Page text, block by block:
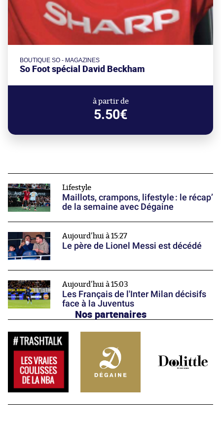
BOUTIQUE SO - MAGAZINES
So Foot spécial David Beckham
à partir de
5.50€
Lifestyle
Maillots, crampons, lifestyle : le récap’
de la semaine avec Dégaine
Aujourd'hui à 15:27
Le père de Lionel Messi est décédé
Aujourd'hui à 15:03
Les Français de l'Inter Milan décisifs
face à la Juventus
Nos partenaires